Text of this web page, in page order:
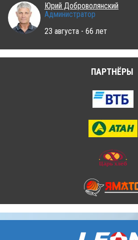
Юрий Доброволянский
Администратор
23 августа - 66 лет
ПАРТНЁРЫ